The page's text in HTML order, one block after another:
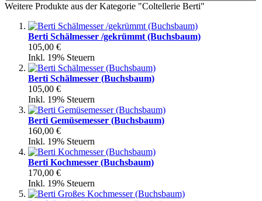
Weitere Produkte aus der Kategorie "Coltellerie Berti"
Berti Schälmesser /gekrümmt (Buchsbaum)
105,00 €
Inkl. 19% Steuern
Berti Schälmesser (Buchsbaum)
105,00 €
Inkl. 19% Steuern
Berti Gemüsemesser (Buchsbaum)
160,00 €
Inkl. 19% Steuern
Berti Kochmesser (Buchsbaum)
170,00 €
Inkl. 19% Steuern